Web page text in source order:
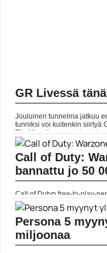
GR Livessä
Jouluinen tunnelma jatkuu
tunniksi voi kuitenkin siirtyä
Tänään aiheena on
Gamereactorin... Lue koko
https://www.gamereactor.fi/
Yleinen
Call of Duty:
bannattu jo 50
Call of Dutyn free-to-play-
Royale Call of Duty:
valtaisa menestys. Jo heti
]]> Lue koko artikkeli:
https://www.gamereactor.fi/
Yleinen
Persona 5
miljoonaa